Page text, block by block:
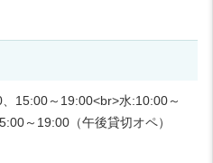
15:00～19:00<br>水:10:00～
～19:00（午後貸切オペ）